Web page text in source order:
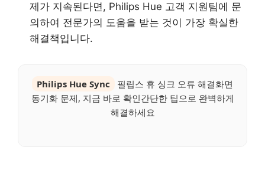
제가 지속된다면, Philips Hue 고객 지원팀에 문
의하여 전문가의 도움을 받는 것이 가장 확실한
해결책입니다.
Philips Hue Sync
필립스 휴 싱크 오류 해결화면
동기화 문제, 지금 바로 확인간단한 팁으로 완벽하게
해결하세요